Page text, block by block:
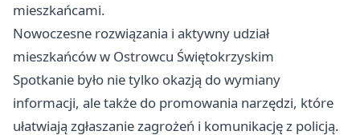
mieszkańcami.
Nowoczesne rozwiązania i aktywny udział
mieszkańców w Ostrowcu Świętokrzyskim
Spotkanie było nie tylko okazją do wymiany
informacji, ale także do promowania narzędzi, które
ułatwiają zgłaszanie zagrożeń i komunikację z policją.